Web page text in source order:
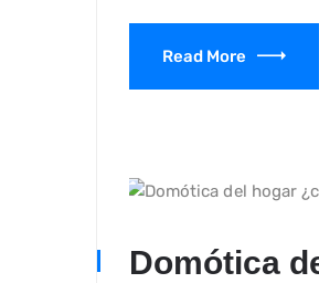
Read More
Domótica